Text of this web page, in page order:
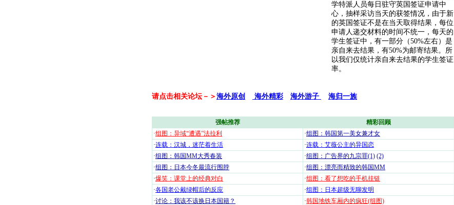
学特派人员每日驻守英国签证申请中
心，抽样采访当天的获签情况，由于新
的英国签证不是在当天取得结果，每位
申请人递交材料的时间不统一，每天的
学生签证中，有一部分（50%左右）是
亲自来去结果，有50%为邮寄结果。所
以我们仅统计亲自来去结果的学生签证
率。
请点击相关论坛－＞ 海外原创 海外精彩 海外游子 海归一族
强帖推荐
精彩回顾
·组图：异域“遭遇”法拉利 ·组图：韩国第一美女兼才女
·连载：汉城，迷茫着生活 ·连载：艾薇公主的异国恋
·组图：韩国MM大秀春装 ·组图：广告界的九宗罪(1) (2)
·组图：日本今冬最流行围脖 ·组图：漂亮而精致的韩国MM
·爆笑：课堂上的经典对白 ·组图：看了想吃的手机挂链
·各国老公戴绿帽后的反应 ·组图：日本超级无聊发明
·讨论：我该不该换日本国籍？ ·韩国地铁车厢内的疯狂(组图)